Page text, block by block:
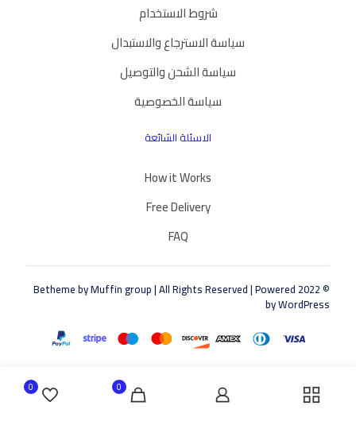
شروط الاستخدام
سياسة الاسترجاع والاستبدال
سياسة الشحن والتوصيل
سياسة الخصوصية
الاسئلة الشائعة
How it Works
Free Delivery
FAQ
© 2022 Betheme by
Muffin group| All Rights Reserved | Powered
byWordPress
0
0